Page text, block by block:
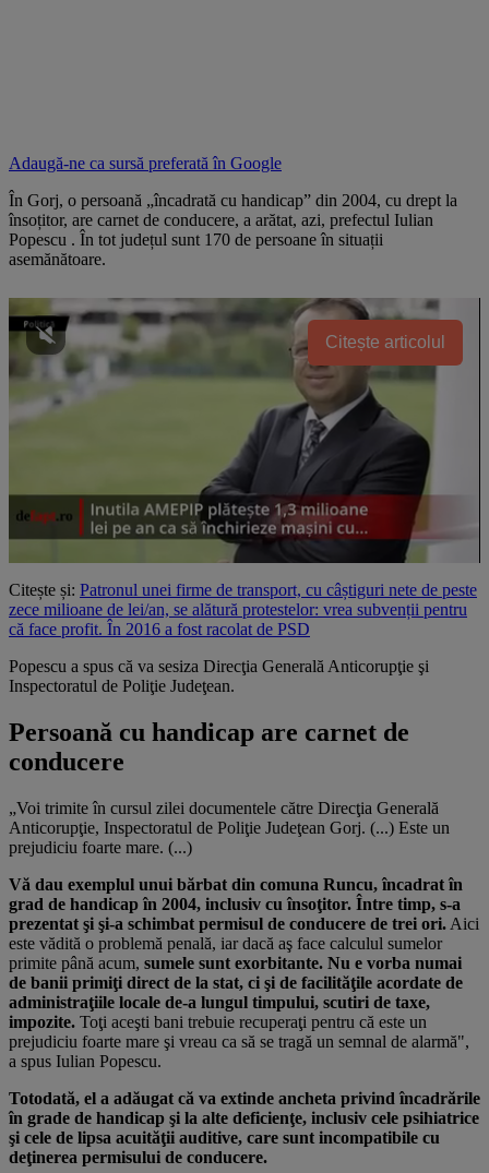
Adaugă-ne ca sursă preferată în Google
În Gorj, o persoană „încadrată cu handicap” din 2004, cu drept la
însoțitor, are carnet de conducere, a arătat, azi, prefectul Iulian
Popescu . În tot județul sunt 170 de persoane în situații
asemănătoare.
Citește articolul
Citește și: Patronul unei firme de transport, cu câștiguri nete de peste
zece milioane de lei/an, se alătură protestelor: vrea subvenții pentru
că face profit. În 2016 a fost racolat de PSD
Popescu a spus că va sesiza Direcţia Generală Anticorupţie şi
Inspectoratul de Poliţie Judeţean.
Persoană cu handicap are carnet de
conducere
„Voi trimite în cursul zilei documentele către Direcţia Generală
Anticorupţie, Inspectoratul de Poliţie Judeţean Gorj. (...) Este un
prejudiciu foarte mare. (...)
Vă dau exemplul unui bărbat din comuna Runcu, încadrat în
grad de handicap în 2004, inclusiv cu însoţitor. Între timp, s-a
prezentat şi şi-a schimbat permisul de conducere de trei ori. Aici
este vădită o problemă penală, iar dacă aş face calculul sumelor
primite până acum, sumele sunt exorbitante. Nu e vorba numai
de banii primiţi direct de la stat, ci şi de facilităţile acordate de
administraţiile locale de-a lungul timpului, scutiri de taxe,
impozite. Toţi aceşti bani trebuie recuperaţi pentru că este un
prejudiciu foarte mare şi vreau ca să se tragă un semnal de alarmă",
a spus Iulian Popescu.
Totodată, el a adăugat că va extinde ancheta privind încadrările
în grade de handicap şi la alte deficienţe, inclusiv cele psihiatrice
şi cele de lipsa acuităţii auditive, care sunt incompatibile cu
deţinerea permisului de conducere.